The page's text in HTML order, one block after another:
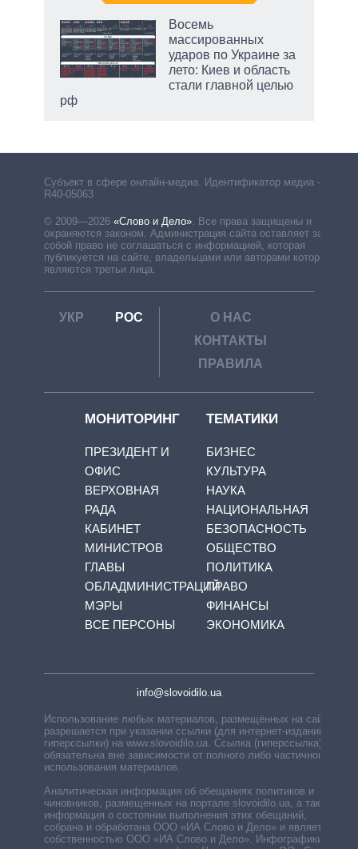
Восемь
массированных
ударов по Украине за
лето: Киев и область
стали главной целью
рф
Субъект в сфере онлайн-медиа. Идентификатор медиа –
R40-05063
© 2009—2026 «Слово и Дело». Все права защищены и
охраняются законом. Администрация сайта оставляет за
собой право не соглашаться с информацией, которая
публикуется на сайте, владельцами или авторами которой
являются третьи лица.
УКР РОС
О НАС
КОНТАКТЫ
ПРАВИЛА
МОНИТОРИНГ
ПРЕЗИДЕНТ И
ОФИС
ВЕРХОВНАЯ
РАДА
КАБИНЕТ
МИНИСТРОВ
ГЛАВЫ
ОБЛАДМИНИСТРАЦИЙ
МЭРЫ
ВСЕ ПЕРСОНЫ
ТЕМАТИКИ
БИЗНЕС
КУЛЬТУРА
НАУКА
НАЦИОНАЛЬНАЯ
БЕЗОПАСНОСТЬ
ОБЩЕСТВО
ПОЛИТИКА
ПРАВО
ФИНАНСЫ
ЭКОНОМИКА
info@slovoidilo.ua
Использование любых материалов, размещённых на сайте,
разрешается при указании ссылки (для интернет-изданий —
гиперссылки) на www.slovoidilo.ua. Ссылка (гиперссылка)
обязательна вне зависимости от полного либо частичного
использования материалов.
Аналитическая информация об обещаниях политиков и
чиновников, размещенных на портале slovoidilo.ua, а также
информация о состоянии выполнения этих обещаний,
собрана и обработана ООО «ИА Слово и Дело» и является
собственностью ООО «ИА Слово и Дело». Инфографики,